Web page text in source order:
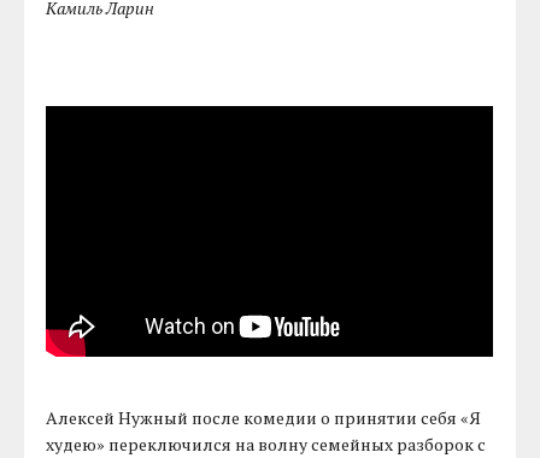
Камиль Ларин
Алексей Нужный после комедии о принятии себя «Я
худею» переключился на волну семейных разборок с